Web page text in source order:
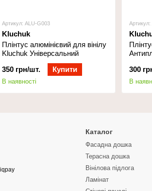
Артикул: ALU-G003
Kluchuk
Плінтус алюмінієвий для вінілу
Kluchuk Універсальний
350 грн/шт.
Купити
В наявності
300
В
Каталог
Фасадна дошка
Терасна дошка
Вінілова підлога
Ламінат